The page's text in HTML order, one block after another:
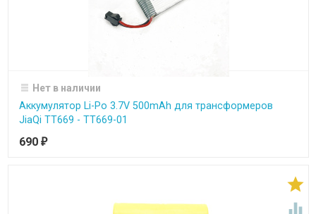
Нет в наличии
Аккумулятор Li-Po 3.7V 500mAh для трансформеров
JiaQi TT669 - TT669-01
690 ₽

